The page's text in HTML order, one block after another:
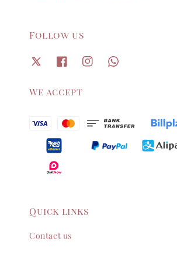
Follow us
We accept
Quick links
Contact us